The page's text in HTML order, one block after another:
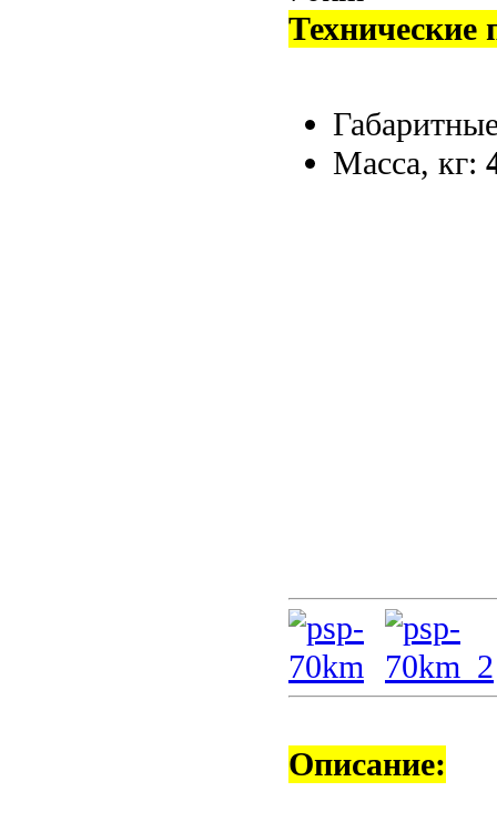
Технические
Масса, кг:
Описание: